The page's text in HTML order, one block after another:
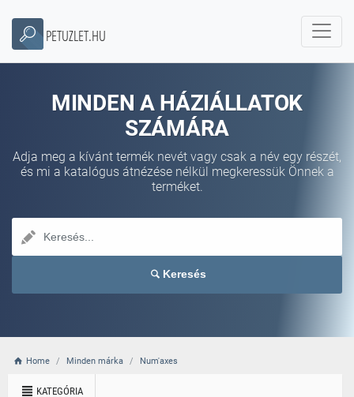
PETUZLET.HU
MINDEN A HÁZIÁLLATOK
SZÁMÁRA
Adja meg a kívánt termék nevét vagy csak a név egy részét,
és mi a katalógus átnézése nélkül megkeressük Önnek a
terméket.
Keresés
Home Minden márka Num'axes
KATEGÓRIA